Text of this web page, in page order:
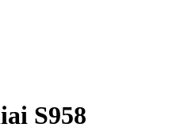
S958